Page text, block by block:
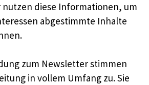
nutzen diese Informationen, um
abgestimmte Inhalte
zum Newsletter stimmen
in vollem Umfang zu. Sie